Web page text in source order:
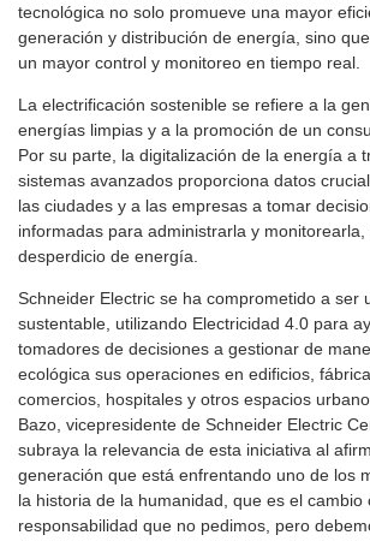
tecnológica no solo promueve una mayor
generación y distribución de energía, sino
un mayor control y monitoreo en tiempo real.
La electrificación sostenible se refiere a la
energías limpias y a la promoción de un
Por su parte, la digitalización de la energía a
sistemas avanzados proporciona datos
las ciudades y a las empresas a tomar
informadas para administrarla y
desperdicio de energía.
Schneider Electric se ha comprometido a ser
sustentable, utilizando Electricidad 4.0 para
tomadores de decisiones a gestionar de
ecológica sus operaciones en edificios,
comercios, hospitales y otros espacios
Bazo, vicepresidente de Schneider Electric
subraya la relevancia de esta iniciativa al
generación que está enfrentando uno de los
la historia de la humanidad, que es el cambio
responsabilidad que no pedimos, pero